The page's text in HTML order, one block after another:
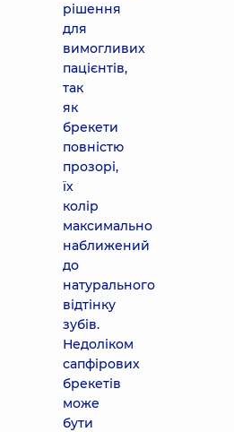
рішення
для
вимогливих
пацієнтів,
так
як
брекети
повністю
прозорі,
їх
колір
максимально
наближений
до
натурального
відтінку
зубів.
Недоліком
сапфірових
брекетів
може
бути